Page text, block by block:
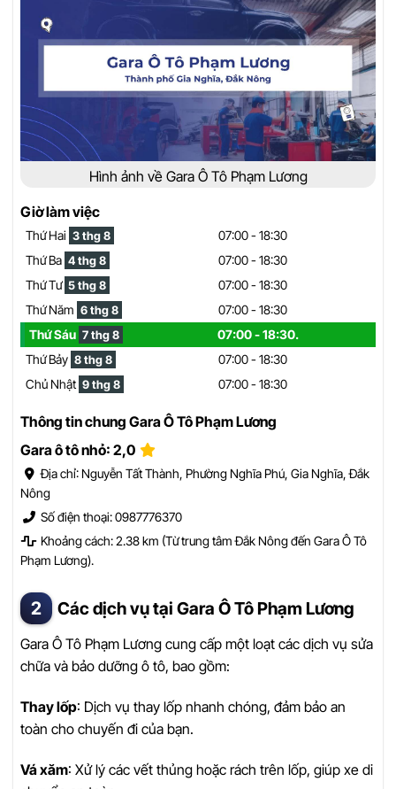
Hình ảnh về Gara Ô Tô Phạm Lương
Giờ làm việc
Thứ Hai 3 thg 8
07:00 - 18:30
Thứ Ba 4 thg 8
07:00 - 18:30
Thứ Tư 5 thg 8
07:00 - 18:30
Thứ Năm 6 thg 8
07:00 - 18:30
Thứ Sáu 7 thg 8
07:00 - 18:30.
Thứ Bảy 8 thg 8
07:00 - 18:30
Chủ Nhật 9 thg 8 07:00 - 18:30
Thông tin chung Gara Ô Tô Phạm Lương
Gara ô tô nhỏ: 2,0
Địa chỉ: Nguyễn Tất Thành, Phường Nghĩa Phú, Gia Nghĩa, Đắk
Nông
Số điện thoại: 0987776370
Khoảng cách: 2.38 km (Từ trung tâm Đắk Nông đến Gara Ô Tô
Phạm Lương).
Các dịch vụ tại Gara Ô Tô Phạm Lương
Gara Ô Tô Phạm Lương cung cấp một loạt các dịch vụ sửa
chữa và bảo dưỡng ô tô, bao gồm:
Thay lốp: Dịch vụ thay lốp nhanh chóng, đảm bảo an
toàn cho chuyến đi của bạn.
Vá xăm: Xử lý các vết thủng hoặc rách trên lốp, giúp xe di